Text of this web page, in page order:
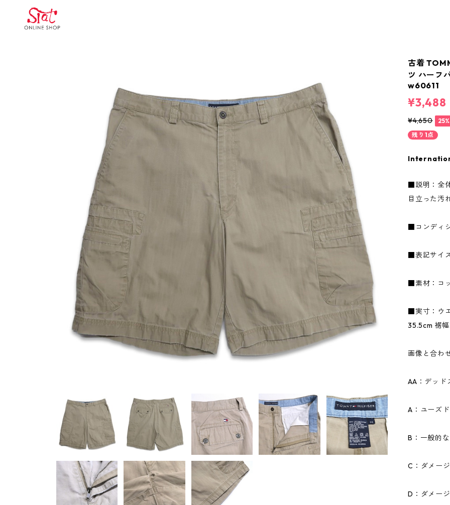
古着
ツ ハーフ
w60611
¥3,488
¥4,650
残り1点
■説明：全
目立った汚
■コンディ
■表記サイ
■素材：コ
■実寸：ウ
35.5cm 裾
画像と合わ
AA：デッド
A：ユーズ
B：一般的
C：ダメー
D：ダメー